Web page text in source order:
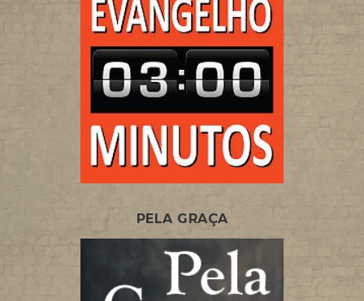
PELA GRAÇA